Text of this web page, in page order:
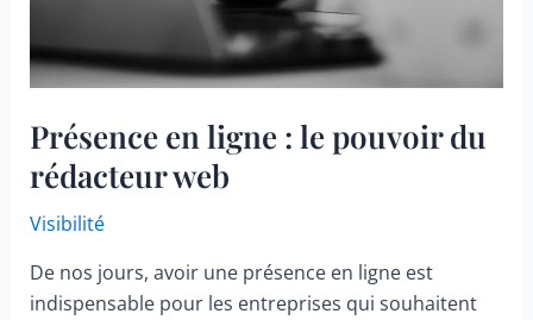
Présence en ligne : le pouvoir du
rédacteur web
Visibilité
De nos jours, avoir une présence en ligne est
indispensable pour les entreprises qui souhaitent